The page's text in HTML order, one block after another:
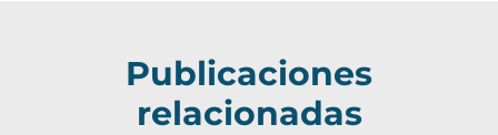
Publicaciones
relacionadas